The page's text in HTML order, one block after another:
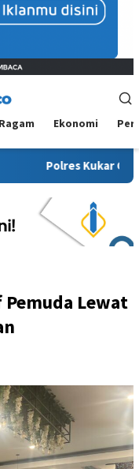
Ragam Ekonomi
Kukar Geledah Rumah
Lewat